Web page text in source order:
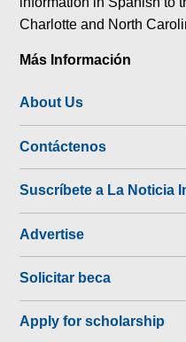
Charlotte and North
Más Información
About Us
Contáctenos
Suscríbete a La Noticia
Advertise
Solicitar beca
Apply for scholarship